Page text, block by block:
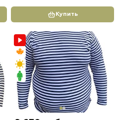
Купить